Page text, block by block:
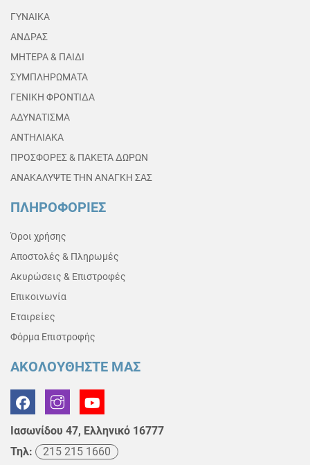
ΓΥΝΑΙΚΑ
ΑΝΔΡΑΣ
ΜΗΤΕΡΑ & ΠΑΙΔΙ
ΣΥΜΠΛΗΡΩΜΑΤΑ
ΓΕΝΙΚΗ ΦΡΟΝΤΙΔΑ
ΑΔΥΝΑΤΙΣΜΑ
ΑΝΤΗΛΙΑΚΑ
ΠΡΟΣΦΟΡΕΣ & ΠΑΚΕΤΑ ΔΩΡΩΝ
ΑΝΑΚΑΛΥΨΤΕ ΤΗΝ ΑΝΑΓΚΗ ΣΑΣ
ΠΛΗΡΟΦΟΡΙΕΣ
Όροι χρήσης
Αποστολές & Πληρωμές
Ακυρώσεις & Επιστροφές
Επικοινωνία
Εταιρείες
Φόρμα Επιστροφής
ΑΚΟΛΟΥΘΗΣΤΕ ΜΑΣ
Ιασωνίδου 47, Ελληνικό 16777
Τηλ:
215 215 1660